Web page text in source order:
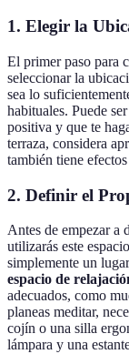
1. Elegir la
El primer paso para
seleccionar la
sea lo
habituales. Puede
positiva y que te
terraza, considera
también tiene
2. Definir el
Antes de empezar a
utilizarás este
simplemente un
espacio de
adecuados, como
planeas meditar,
cojín o una silla
lámpara y una